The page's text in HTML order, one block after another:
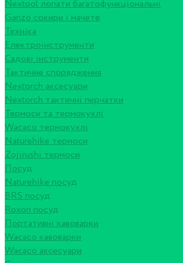
Nextool лопати багатофункціональні
Ganzo сокири і мачете
Техніка
Електроінструменти
Садові інструменти
Тактичне спорядження
Nextorch аксесуари
Nextorch тактичні перчатки
Термоси та термокухлі
Wacaco термокухлі
Naturehike термоси
Zojirushi термоси
Посуд
Naturehike посуд
BRS посуд
Roxon посуд
Портативні кавоварки
Wacaco кавоварки
Wacaco аксесуари